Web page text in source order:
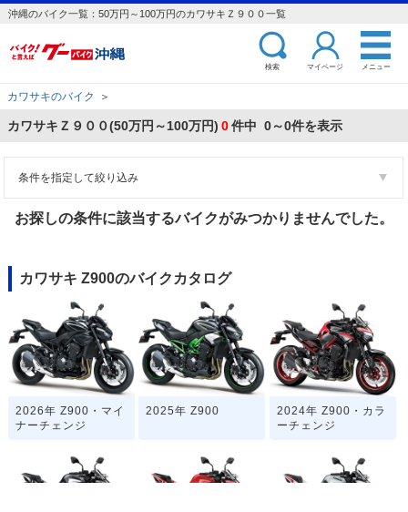
沖縄のバイク一覧：50万円～100万円のカワサキＺ９００一覧
検索 マイページ メニュー
カワサキのバイク ＞
カワサキＺ９００(50万円～100万円) 0件中 0～0件を表示
条件を指定して絞り込み
お探しの条件に該当するバイクがみつかりませんでした。
カワサキ Z900のバイクカタログ
2026年 Z900・マイ
ナーチェンジ
2025年 Z900
2024年 Z900・カラ
ーチェンジ